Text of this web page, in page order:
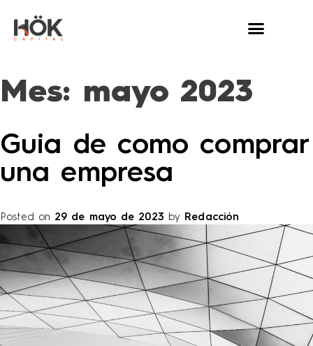
Mes: mayo 2023
Guia de como comprar
una empresa
Posted on 29 de mayo de 2023 by Redacción